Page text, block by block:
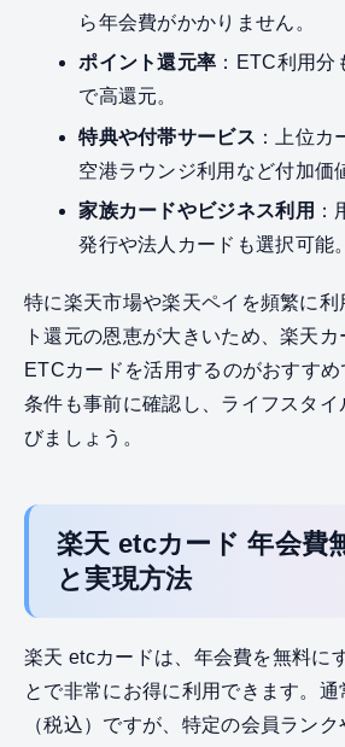
ら年会費がかかりません。
ポイント還元率 ：ETC利用分
で高還元。
特典や付帯サービス ：上位
空港ラウンジ利用など付加価
家族カードやビジネス利用
発行や法人カードも選択可能。
特に楽天市場や楽天ペイを頻繁に
ト還元の恩恵が大きいため、楽天
ETCカードを活用するのがおすす
条件も事前に確認し、ライフスタ
びましょう。
楽天 etcカード 年会費
と実現方法
楽天 etcカードは、年会費を無料に
とで非常にお得に利用できます。
（税込）ですが、特定の会員ラン